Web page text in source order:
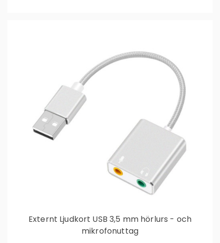
Externt Ljudkort USB 3,5 mm hörlurs - och
mikrofonuttag